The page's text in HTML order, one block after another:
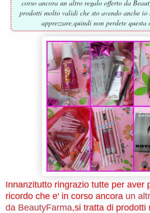
corso ancora un altro regalo offerto da
prodotti molto validi che sto avendo anche io
apprezzare,quindi non perdete questa
Innanzitutto ringrazio tutte per aver
ricordo che e' in corso ancora un
da BeautyFarma,si tratta di prodotti